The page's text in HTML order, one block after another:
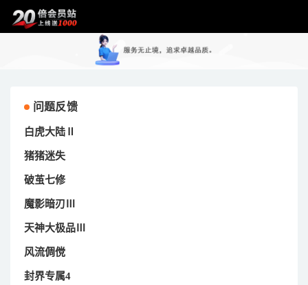
问题反馈
白虎大陆Ⅱ
猪猪迷失
破茧七修
魔影暗刃Ⅲ
天神大极品Ⅲ
风流倜傥
封界专属4